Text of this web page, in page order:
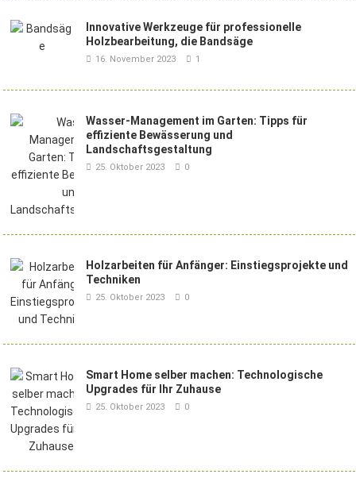
Innovative Werkzeuge für professionelle
Holzbearbeitung, die Bandsäge
16. November 2023 1
Wasser-Management im Garten: Tipps für
effiziente Bewässerung und
Landschaftsgestaltung
25. Oktober 2023 0
Holzarbeiten für Anfänger: Einstiegsprojekte und
Techniken
25. Oktober 2023 0
Smart Home selber machen: Technologische
Upgrades für Ihr Zuhause
25. Oktober 2023 0